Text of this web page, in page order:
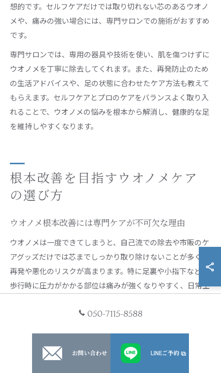
想的です。セルフケアだけでは取り切れない芯のあるウオノ
メや、痛みの強い場合には、専門サロンでの施術がおすすめ
です。
専門サロンでは、専用の器具や技術を使い、肌を傷つけずに
ウオノメを丁寧に除去してくれます。また、再発防止のため
の生活アドバイスや、足の状態に合わせたケア方法も教えて
もらえます。セルフケアとプロのケアをバランスよく取り入
れることで、ウオノメの悩みを根本から解消し、健康的な足
を維持しやすくなります。
根本改善を目指すウオノメケア
の選び方
ウオノメ根本改善には専門ケアが不可欠な理由
ウオノメは一度できてしまうと、自己流での除去や市販のケ
アグッズだけでは芯までしっかり取り除けないことが多く、
再発や悪化のリスクが高まります。特に足裏や小指下など、
歩行時に圧力がかかる部位は痛みが強くなりやすく、日常生
専門ケアでは、ウオノメの芯を的確に見極めて除去し、周囲
の角質もしっかり整えるため、痛みの早期軽減や再発予防が
期待できます。また、足の骨格や歩き方のクセ、靴の選び方
まで総合的にアドバイスが受けられる点も大きなメリットで
050-7115-8588
お問い合わせ LINEご予約